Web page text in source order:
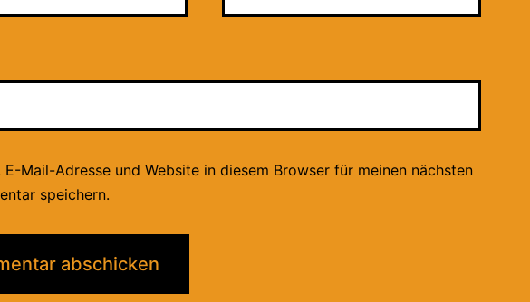
E-Mail-Adresse und Website in diesem Browser für meinen nächsten
speichern.